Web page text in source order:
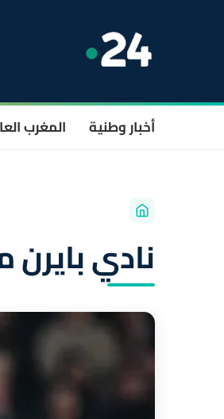
أخبار وطنية المغرب
نادي بايرن